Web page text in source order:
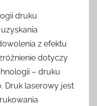
druku
z efektu
dotyczy
– druku
Druk laserowy jest